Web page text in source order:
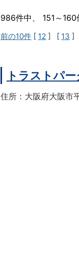
986件中、 151～
前の10件 [ 12 ] [ 13 ]
トラストパ
住所：大阪府大阪市